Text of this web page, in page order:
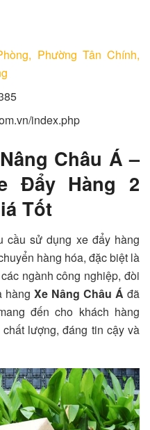
Phường Tân Chính,
index.php
Châu Á –
Đẩy Hàng 2
Tốt
cầu sử dụng xe đẩy hàng
hàng hóa, đặc biệt là
ngành công nghiệp, đòi
hàng Xe Nâng Châu Á đã
đến cho khách hàng
lượng, đáng tin cậy và